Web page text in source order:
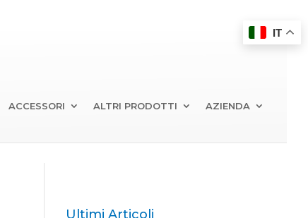
ACCESSORI ALTRI PRODOTTI AZIENDA
Ultimi Articoli
IT